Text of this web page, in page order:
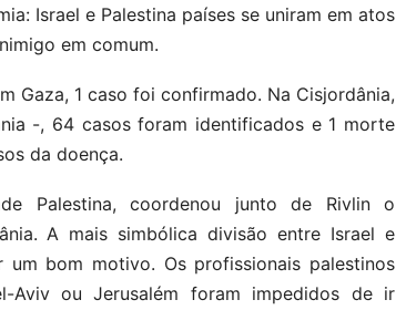
Israel e Palestina países se uniram em atos
em comum.
Gaza, 1 caso foi confirmado. Na Cisjordânia,
-, 64 casos foram identificados e 1 morte
da doença.
Palestina, coordenou junto de Rivlin o
A mais simbólica divisão entre Israel e
bom motivo. Os profissionais palestinos
Aviv ou Jerusalém foram impedidos de ir